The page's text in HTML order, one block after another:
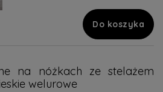
Do koszyka
na nóżkach ze stelażem
welurowe